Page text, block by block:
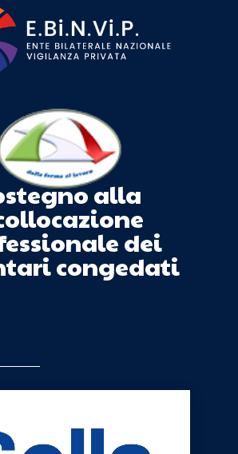
alla
dei
congedati